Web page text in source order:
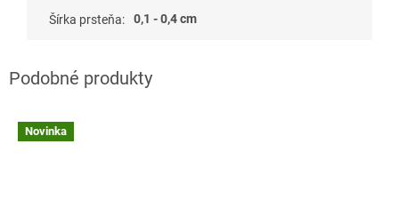
Šírka prsteňa: 0,1 - 0,4 cm
Novinka